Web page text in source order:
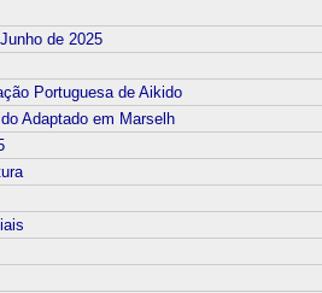
de 2025
Portuguesa de Aikido
Adaptado em Marselh